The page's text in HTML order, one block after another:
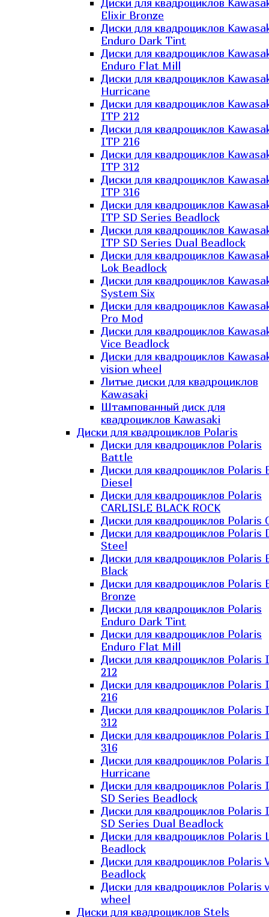
Диски для квадроциклов
Elixir Bronze
Диски для квадроциклов
Enduro Dark Tint
Диски для квадроциклов
Enduro Flat Mill
Диски для квадроциклов
Hurricane
Диски для квадроциклов
ITP 212
Диски для квадроциклов
ITP 216
Диски для квадроциклов
ITP 312
Диски для квадроциклов
ITP 316
Диски для квадроциклов
ITP SD Series Beadlock
Диски для квадроциклов
ITP SD Series Dual Beadlock
Диски для квадроциклов
Lok Beadlock
Диски для квадроциклов
System Six
Диски для квадроциклов
Pro Mod
Диски для квадроциклов
Vice Beadlock
Диски для квадроциклов
vision wheel
Литые диски для квадроциклов
Kawasaki​
Штампованный диск для
квадроциклов Kawasaki​
Диски для квадроциклов Polaris
Диски для квадроциклов Polaris
Battle
Диски для квадроциклов Polaris
Diesel
Диски для квадроциклов Polaris
CARLISLE BLACK ROCK
Диски для квадроциклов Polaris
Диски для квадроциклов Polaris
Steel
Диски для квадроциклов Polaris
Black
Диски для квадроциклов Polaris
Bronze
Диски для квадроциклов Polaris
Enduro Dark Tint
Диски для квадроциклов Polaris
Enduro Flat Mill
Диски для квадроциклов Polaris
212
Диски для квадроциклов Polaris
216
Диски для квадроциклов Polaris
312
Диски для квадроциклов Polaris
316
Диски для квадроциклов Polaris
Hurricane
Диски для квадроциклов Polaris
SD Series Beadlock
Диски для квадроциклов Polaris
SD Series Dual Beadlock
Диски для квадроциклов Polaris
Beadlock
Диски для квадроциклов Polaris
Beadlock
Диски для квадроциклов Polaris
wheel
Диски для квадроциклов Stels